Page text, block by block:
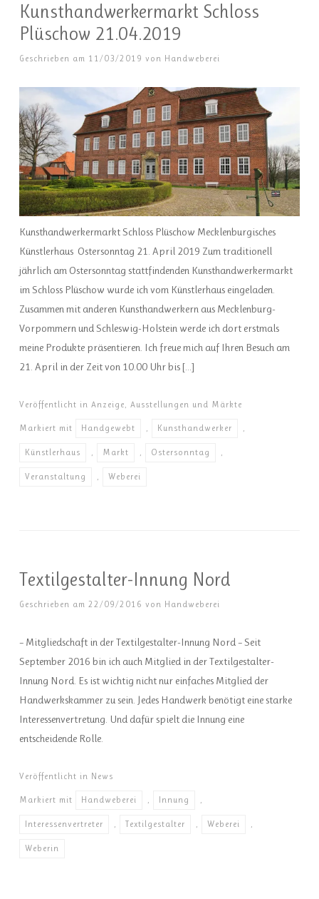
Kunsthandwerkermarkt Schloss
Plüschow 21.04.2019
Geschrieben am 11/03/2019 von Handweberei
Kunsthandwerkermarkt Schloss Plüschow Mecklenburgisches
Künstlerhaus Ostersonntag 21. April 2019 Zum traditionell
jährlich am Ostersonntag stattfindenden Kunsthandwerkermarkt
im Schloss Plüschow wurde ich vom Künstlerhaus eingeladen.
Zusammen mit anderen Kunsthandwerkern aus Mecklenburg-
Vorpommern und Schleswig-Holstein werde ich dort erstmals
meine Produkte präsentieren. Ich freue mich auf Ihren Besuch am
21. April in der Zeit von 10.00 Uhr bis […]
Veröffentlicht in Anzeige Ausstellungen und Märkte
Markiert mit Handgewebt Kunsthandwerker
Künstlerhaus Markt Ostersonntag
Veranstaltung Weberei
Textilgestalter-Innung Nord
Geschrieben am 22/09/2016 von Handweberei
– Mitgliedschaft in der Textilgestalter-Innung Nord – Seit
September 2016 bin ich auch Mitglied in der Textilgestalter-
Innung Nord. Es ist wichtig nicht nur einfaches Mitglied der
Handwerkskammer zu sein. Jedes Handwerk benötigt eine starke
Interessenvertretung. Und dafür spielt die Innung eine
entscheidende Rolle.
Veröffentlicht in News
Markiert mit Handweberei Innung
Interessenvertreter Textilgestalter Weberei
Weberin